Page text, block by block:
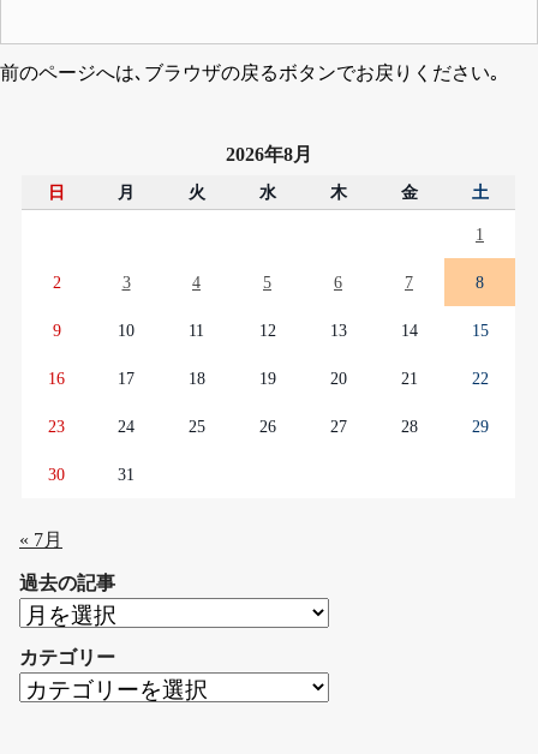
前のページへは､ブラウザの戻るボタンでお戻りください｡
2026年8月
日 月 火 水 木 金 土
1
2 3 4 5 6 7 8
9 10 11 12 13 14 15
16 17 18 19 20 21 22
23 24 25 26 27 28 29
30 31
« 7月
過去の記事
過
の
記
カテゴリー
カ